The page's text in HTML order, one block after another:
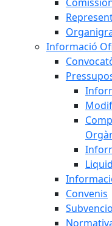
Informació
Convenis